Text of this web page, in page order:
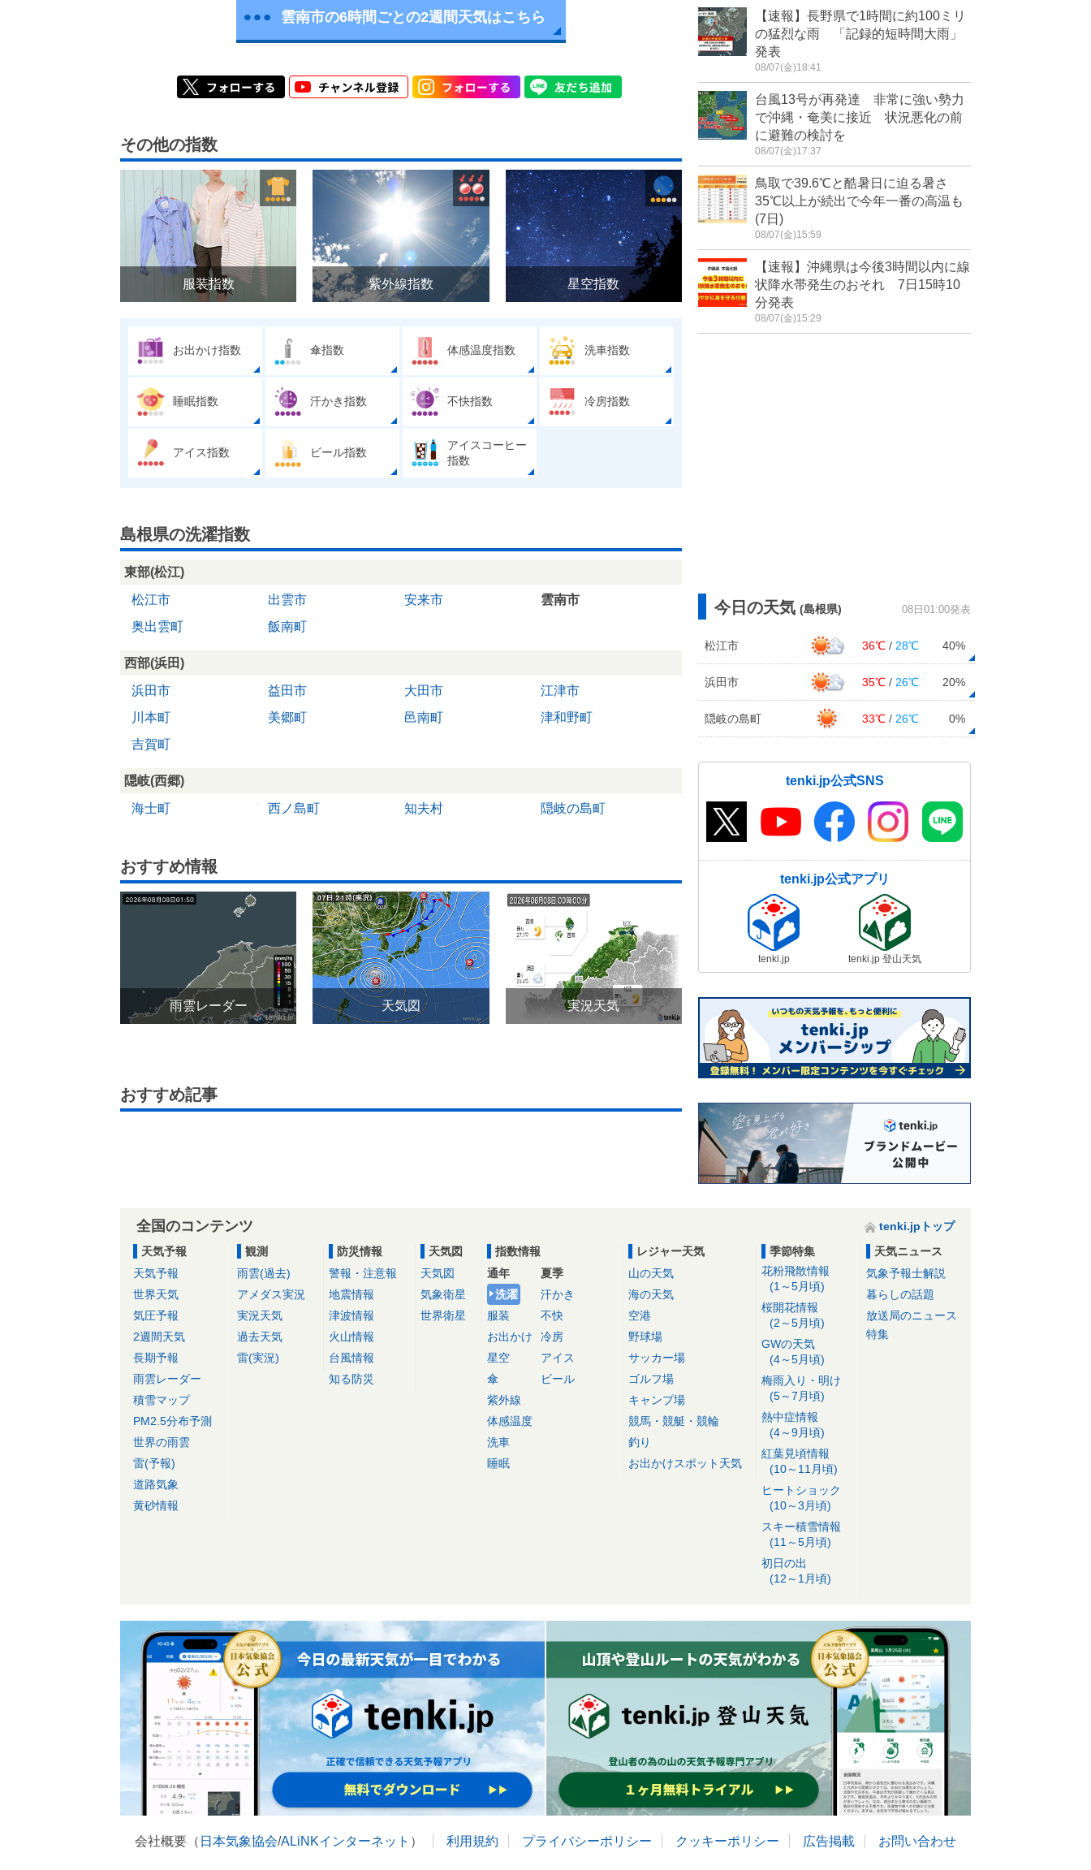
雲南市の6時間ごとの2週間天気はこちら
その他の指数
服装指数 紫外線指数 星空指数
お出かけ指数 傘指数 体感温度指数 洗車指数
睡眠指数 汗かき指数 不快指数 冷房指数
アイス指数 ビール指数
アイスコーヒー
指数
島根県の洗濯指数
東部(松江)
松江市
出雲市 安来市
雲南市
奥出雲町
飯南町
西部(浜田)
浜田市
益田市 大田市
江津市
川本町
美郷町 邑南町
津和野町
吉賀町
隠岐(西郷)
海士町
西ノ島町 知夫村 隠岐の島町
おすすめ情報
雨雲レーダー 天気図 実況天気
おすすめ記事
【速報】長野県で1時間に約100ミリ
の猛烈な雨 「記録的短時間大雨」
発表
08/07(金)18:41
台風13号が再発達 非常に強い勢力
で沖縄・奄美に接近 状況悪化の前
に避難の検討を
08/07(金)17:37
鳥取で39.6℃と酷暑日に迫る暑さ
35℃以上が続出で今年一番の高温も
(7日)
08/07(金)15:59
【速報】沖縄県は今後3時間以内に線
状降水帯発生のおそれ 7日15時10
分発表
08/07(金)15:29
今日の天気 (島根県) 08日01:00発表
松江市 36℃ / 28℃ 40%
浜田市 35℃ / 26℃ 20%
隠岐の島町 33℃ / 26℃ 0%
tenki.jp公式SNS
tenki.jp公式アプリ
tenki.jp tenki.jp 登山天気
全国のコンテンツ
tenki.jpトップ
天気予報
天気予報
世界天気
気圧予報
2週間天気
長期予報
雨雲レーダー
積雪マップ
PM2.5分布予測
世界の雨雲
雷(予報)
道路気象
黄砂情報
観測
雨雲(過去)
アメダス実況
実況天気
過去天気
雷(実況)
防災情報
警報・注意報
地震情報
津波情報
火山情報
台風情報
知る防災
天気図
天気図
気象衛星
世界衛星
指数情報
通年
洗濯
服装
お出かけ
星空
傘
紫外線
体感温度
洗車
睡眠
夏季
汗かき
不快
冷房
アイス
ビール
レジャー天気
山の天気
海の天気
空港
野球場
サッカー場
ゴルフ場
キャンプ場
競馬・競艇・競輪
釣り
お出かけスポット天気
季節特集
花粉飛散情報
(1～5月頃)
桜開花情報
(2～5月頃)
GWの天気
(4～5月頃)
梅雨入り・明け
(5～7月頃)
熱中症情報
(4～9月頃)
紅葉見頃情報
(10～11月頃)
ヒートショック
(10～3月頃)
スキー積雪情報
(11～5月頃)
初日の出
(12～1月頃)
天気ニュース
気象予報士解説
暮らしの話題
放送局のニュース
特集
会社概要（ 日本気象協会/ALiNKインターネット ） 利用規約 プライバシーポリシー クッキーポリシー 広告掲載 お問い合わせ